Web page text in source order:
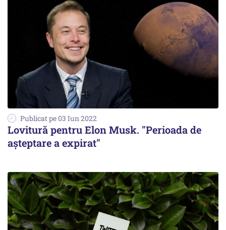
Publicat pe 03 Iun 2022
Lovitură pentru Elon Musk. "Perioada de
aşteptare a expirat"